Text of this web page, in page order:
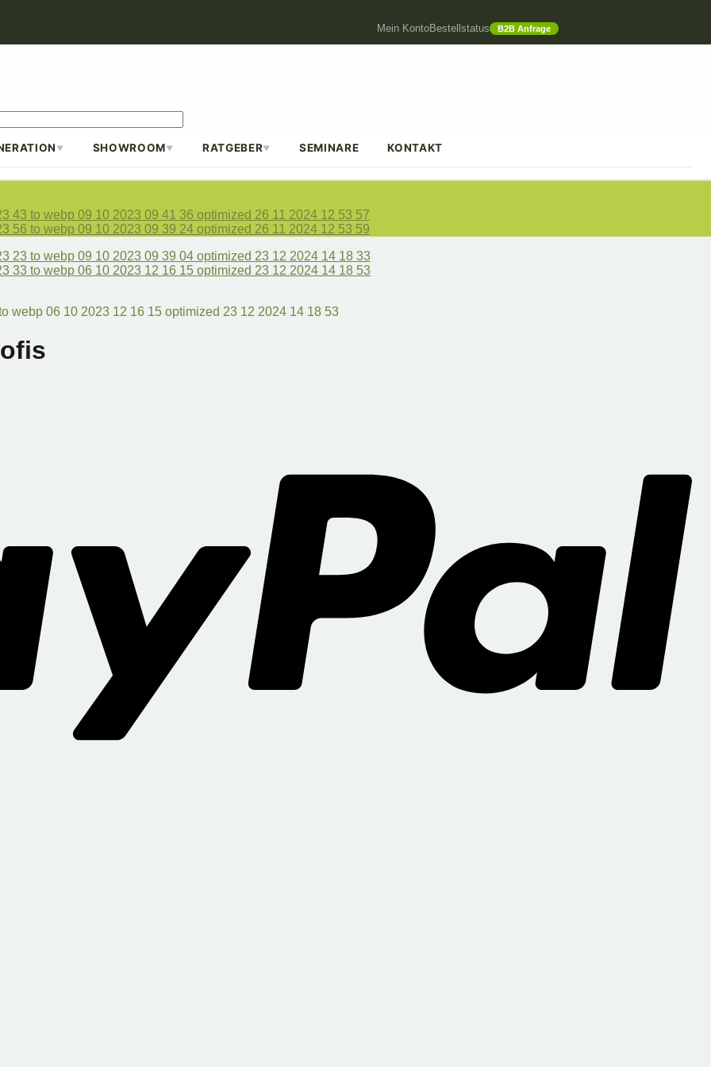
Mein KontoBestellstatus B2B Anfrage
▼ SHOWROOM▼ RATGEBER▼ SEMINARE KONTAKT